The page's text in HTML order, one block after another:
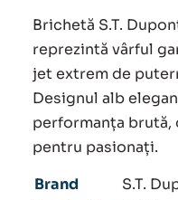
Brichetă S.T.
reprezintă vârful
jet extrem de
Designul alb
performanța brută,
pentru pasionați.
Brand
S.T.